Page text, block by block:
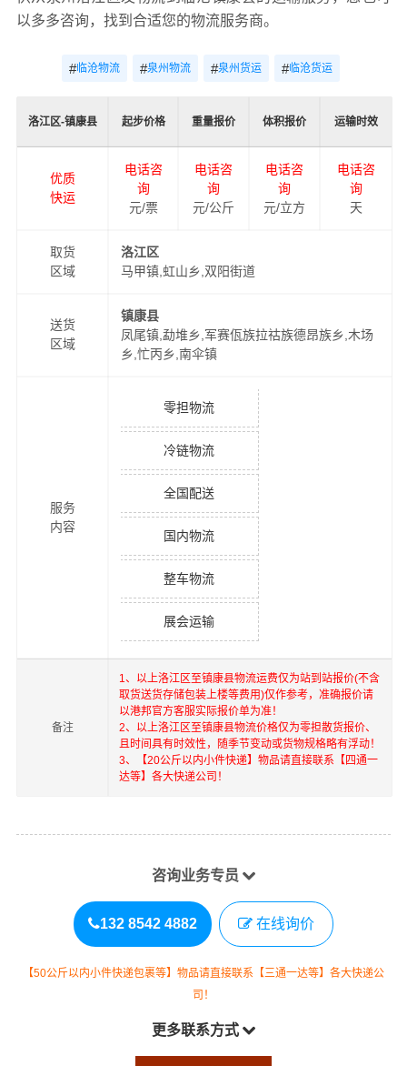
以多多咨询，找到合适您的物流服务商。
#临沧物流 #泉州物流 #泉州货运 #临沧货运
洛江区-镇康县 起步价格 重量报价 体积报价 运输时效
优质
快运
电话咨
询
元/票
电话咨
询
元/公斤
电话咨
询
元/立方
电话咨
询
天
取货
区域
洛江区
马甲镇,虹山乡,双阳街道
送货
区域
镇康县
凤尾镇,勐堆乡,军赛佤族拉祜族德昂族乡,木场
乡,忙丙乡,南伞镇
服务
内容
零担物流
冷链物流
全国配送
国内物流
整车物流
展会运输
备注
1、以上洛江区 至镇康县物流运费仅为站到站报价(不含
取货送货存储包装上楼等费用)仅作参考，准确报价请
以港邦官方客服实际报价单为准！
2、以上洛江区 至镇康县物流价格仅为零担散货报价、
且时间具有时效性，随季节变动或货物规格略有浮动！
3、【20公斤以内小件快递】物品请直接联系【四通一
达等】各大快递公司！
咨询业务专员
132 8542 4882 在线询价
【50公斤以内小件快递包裹等】物品请直接联系【三通一达等】各大快递公
司！
更多联系方式